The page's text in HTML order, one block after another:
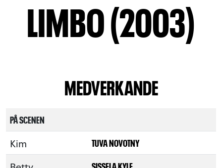
LIMBO (2003)
MEDVERKANDE
PÅ SCENEN
Kim TUVA NOVOTNY